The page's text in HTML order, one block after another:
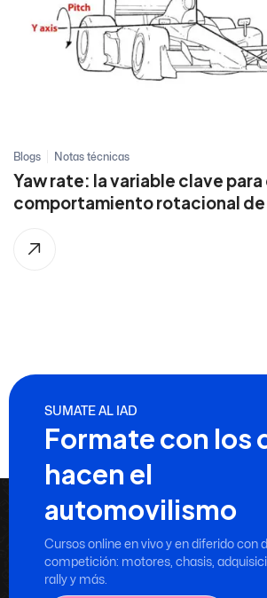
Blogs Notas técnicas
Yaw rate: la variable clave
comportamiento rotacional de
SUMATE AL IAD
Formate con los
hacen el
automovilismo
Cursos online en vivo y en diferido con
competición: motores, chasis,
rally y más.